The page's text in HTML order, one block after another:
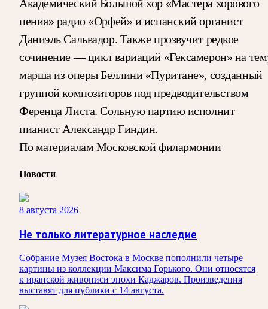
Академический Большой хор «Мастера хорового
пения» радио «Орфей» и испанский органист
Даниэль Сальвадор. Также прозвучит редкое
сочинение — цикл вариаций «Гексамерон» на
марша из оперы Беллини «Пуритане», созданный
группой композиторов под предводительством
Ференца Листа. Сольную партию исполнит
пианист Александр Гиндин.
По материалам Московской филармонии
Новости
8 августа 2026
Не только литературное наследие
Собрание Музея Востока в Москве пополнили четыре
картины из коллекции Максима Горького. Они относятся
к иранской живописи эпохи Каджаров. Произведения
выставят для публики с 14 августа.